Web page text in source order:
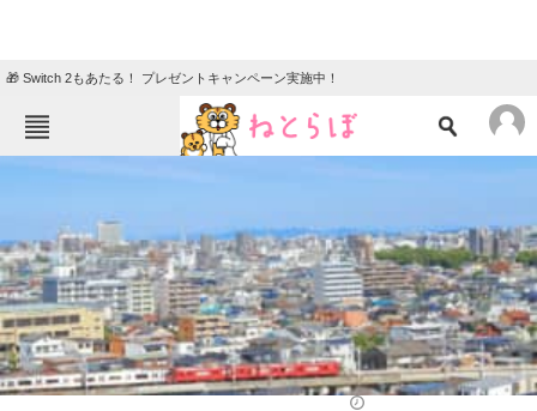
🎁 Switch 2もあたる！ プレゼントキャンペーン実施中！
エンタメ クイズ
グルメ 地域
住まい 教育・育児
動物 リサーチ